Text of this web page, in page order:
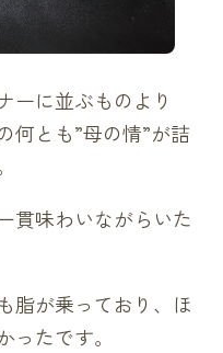
ーに並ぶものより
何とも”母の情”が詰
貫味わいながらいた
脂が乗っており、ほ
ったです。